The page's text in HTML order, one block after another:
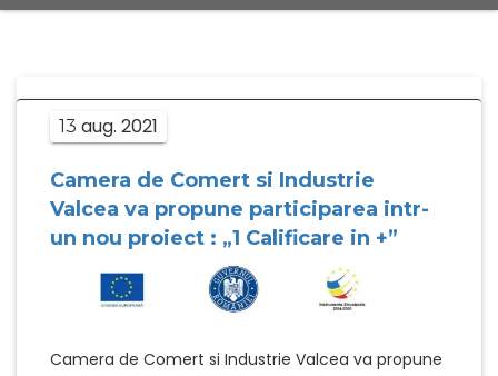
13 aug. 2021
Camera de Comert si Industrie
Valcea va propune participarea intr-
un nou proiect : „1 Calificare in +”
Camera de Comert si Industrie Valcea va propune